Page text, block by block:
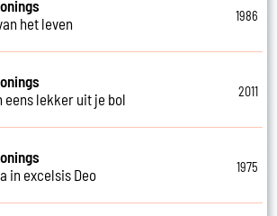
het leven
1986
eens lekker uit je bol
2011
in excelsis Deo
1975